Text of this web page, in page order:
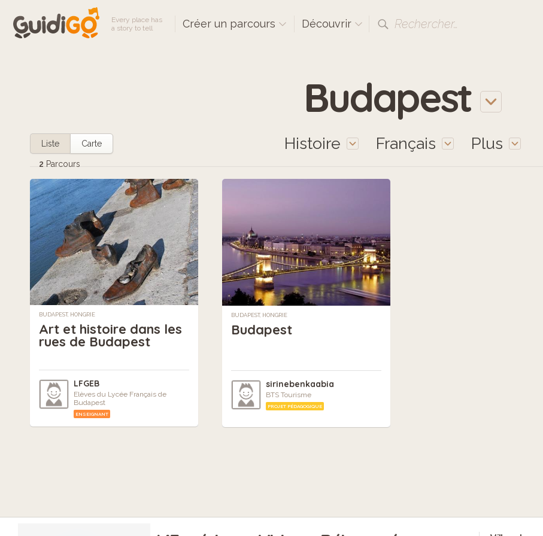
Every place has
a story to tell
Créer un parcours Découvrir Rechercher…
Budapest
Histoire Français Plus
Liste Carte
2 Parcours
BUDAPEST, HONGRIE
Art et histoire dans les
rues de Budapest
LFGEB
Elèves du Lycée Français de
Budapest
ENSEIGNANT
BUDAPEST, HONGRIE
Budapest
sirinebenkaabia
BTS Tourisme
PROJET PÉDAGOGIQUE